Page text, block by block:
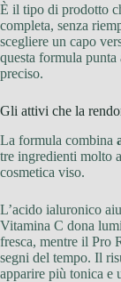
È il tipo di prodotto
completa, senza
scegliere un capo
questa formula
preciso.
Gli attivi che la
La formula combina
tre ingredienti molto
cosmetica viso.
L’acido ialuronico
Vitamina C dona
fresca, mentre il Pro
segni del tempo. Il
apparire più tonica e